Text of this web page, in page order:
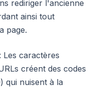
rediriger l'ancienne
ainsi tout
page.
Les caractères
créent des codes
qui nuisent à la